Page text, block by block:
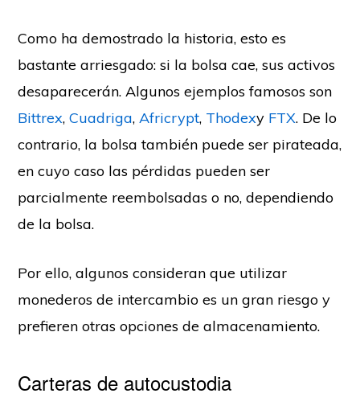
Como ha demostrado la historia, esto es
bastante arriesgado: si la bolsa cae, sus activos
desaparecerán. Algunos ejemplos famosos son
Bittrex,Cuadriga,Africrypt, Thodexy FTX. De lo
contrario, la bolsa también puede ser pirateada,
en cuyo caso las pérdidas pueden ser
parcialmente reembolsadas o no, dependiendo
de la bolsa.
Por ello, algunos consideran que utilizar
monederos de intercambio es un gran riesgo y
prefieren otras opciones de almacenamiento.
Carteras de autocustodia